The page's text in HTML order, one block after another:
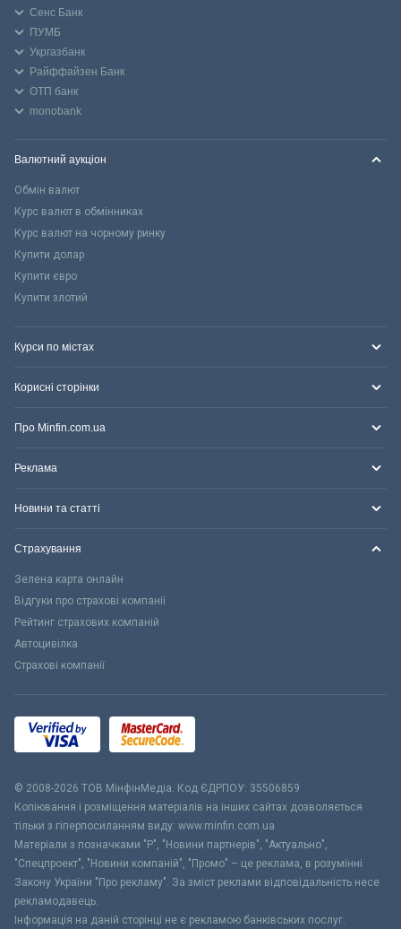
Сенс Банк
ПУМБ
Укргазбанк
Райффайзен Банк
ОТП банк
monobank
Валютний аукціон
Обмін валют
Курс валют в обмінниках
Курс валют на чорному ринку
Купити долар
Купити євро
Купити злотий
Курси по містах
Корисні сторінки
Про Minfin.com.ua
Реклама
Новини та статті
Страхування
Зелена карта онлайн
Відгуки про страхові компанії
Рейтинг страхових компаній
Автоцивілка
Страхові компанії
© 2008-2026 ТОВ МiнфiнМедiа. Код ЄДРПОУ: 35506859
Копіювання і розміщення матеріалів на інших сайтах дозволяється
тільки з гіперпосиланням виду: www.minfin.com.ua
Матеріали з позначками "Р", "Новини партнерів", "Актуально",
"Спецпроект", "Новини компаній", "Промо" – це реклама, в розумінні
Закону України "Про рекламу". За зміст реклами відповідальність несе
рекламодавець.
Інформація на даній сторінці не є рекламою банківських послуг.